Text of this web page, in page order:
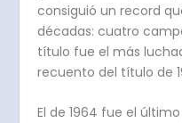
consiguió un record
décadas: cuatro
título fue el más
recuento del título de
El de 1964 fue el